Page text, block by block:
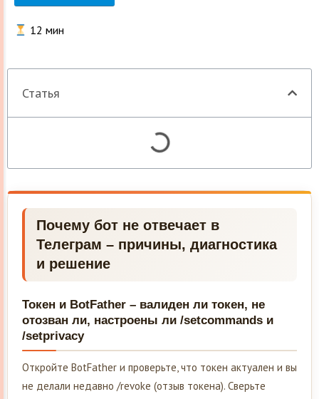
12 мин
Статья
Почему бот не отвечает в
Телеграм – причины, диагностика
и решение
Токен и BotFather – валиден ли токен, не
отозван ли, настроены ли /setcommands и
/setprivacy
Откройте BotFather и проверьте, что токен актуален и вы
не делали недавно /revoke (отзыв токена). Сверьте